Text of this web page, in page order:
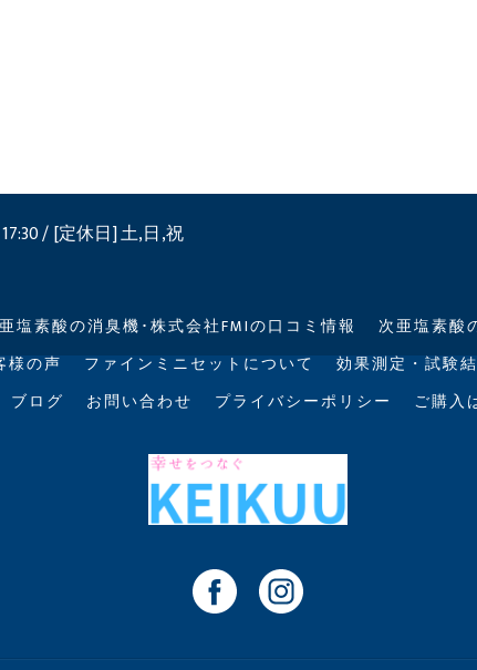
/ [定休日] 土,日,祝
塩素酸の消臭機･株式会社FMIの口コミ情報
次亜塩素酸
様の声
ファインミニセットについて 効果測定・試験
ブログ お問い合わせ プライバシーポリシー ご購入